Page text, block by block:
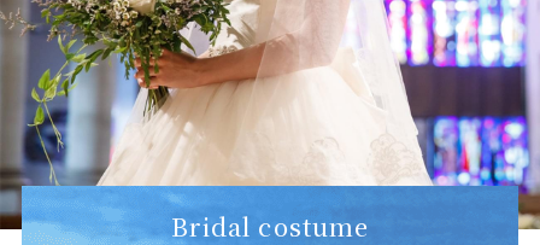
Bridal costume